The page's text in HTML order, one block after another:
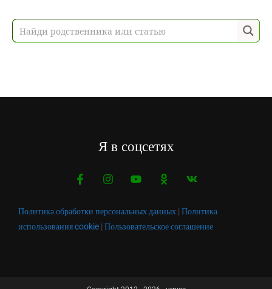
Я в соцсетях
Политика обработки персональных данных | Политика
использования cookie | Пользовательское соглашение